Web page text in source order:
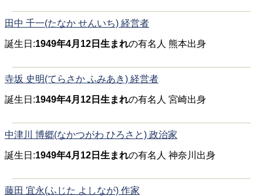
田中 千一(たなか せんいち) 経営者
誕生日:1949年4月12日生まれの有名人 熊本出身
寺坂 史明(てらさか ふみあき) 経営者
誕生日:1949年4月12日生まれの有名人 宮崎出身
中津川 博郷(なかつがわ ひろさと) 政治家
誕生日:1949年4月12日生まれの有名人 神奈川出身
藤田 宜永(ふじた よしなが) 作家